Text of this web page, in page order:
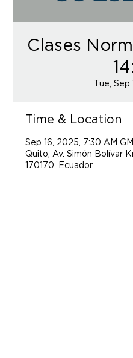
Clases
Tue, Sep
Time & Location
Sep 16, 2025, 7:30 AM
Quito, Av. Simón Bolívar
170170, Ecuador